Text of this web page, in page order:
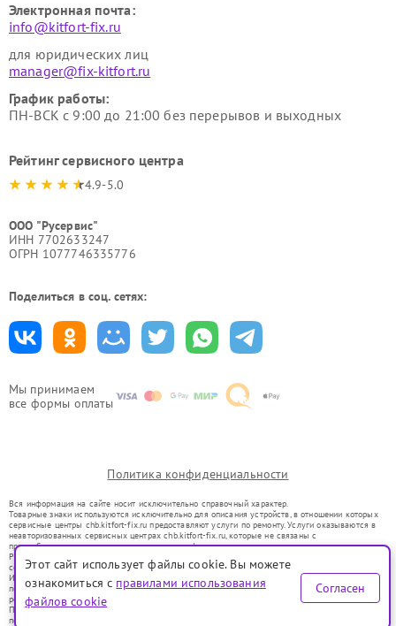
Мы принимаем
все формы оплаты
Электронная почта:
info@kitfort-fix.ru
для юридических лиц
manager@fix-kitfort.ru
График работы:
ПН-ВСК с 9:00 до 21:00 без перерывов и выходных
Рейтинг сервисного центра
4.9-5.0
ООО "Русервис"
ИНН 7702633247
ОГРН 1077746335776
Поделиться в соц. сетях:
Политика конфиденциальности
Вся информация на сайте носит исключительно справочный характер.
Товарные знаки используются исключительно для описания устройств, в отношении которых
сервисные центры chb.kitfort-fix.ru предоставляют услуги по ремонту. Услуги оказываются в
неавторизованных сервисных центрах chb.kitfort-fix.ru, которые не связаны с
правообладателями товарных знаков или их официальными представителями.
Ремонт осуществляется для устройств, уже введенных в гражданский оборот в соответствии
со статьей 1487 ГК РФ.
Использование товарных знаков не преследует цели индивидуализации услуг или введения
потребителей в заблуждение, а служит для информирования о предоставляемых услугах по
ремонту техники указанных брендов.
Представленная на сайте информация не является публичной офертой, определяемой
положениями Статьи 437(2) Гражданского кодекса РФ
Этот сайт использует файлы cookie. Вы можете
ознакомиться с правилами использования
файлов cookie
Согласен